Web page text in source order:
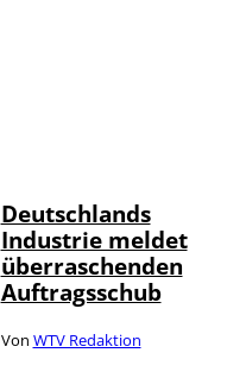
Deutschlands
Industrie meldet
überraschenden
Auftragsschub
Von WTV Redaktion